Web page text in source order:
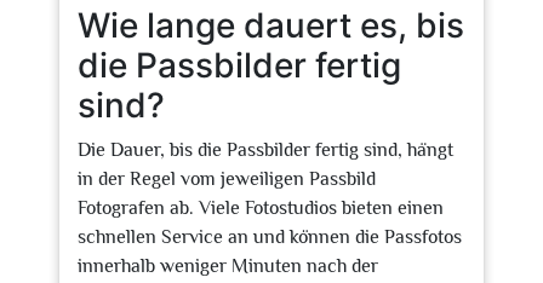
Wie lange dauert es, bis
die Passbilder fertig
sind?
Die Dauer, bis die Passbilder fertig sind, hängt
in der Regel vom jeweiligen Passbild
Fotografen ab. Viele Fotostudios bieten einen
schnellen Service an und können die Passfotos
innerhalb weniger Minuten nach der